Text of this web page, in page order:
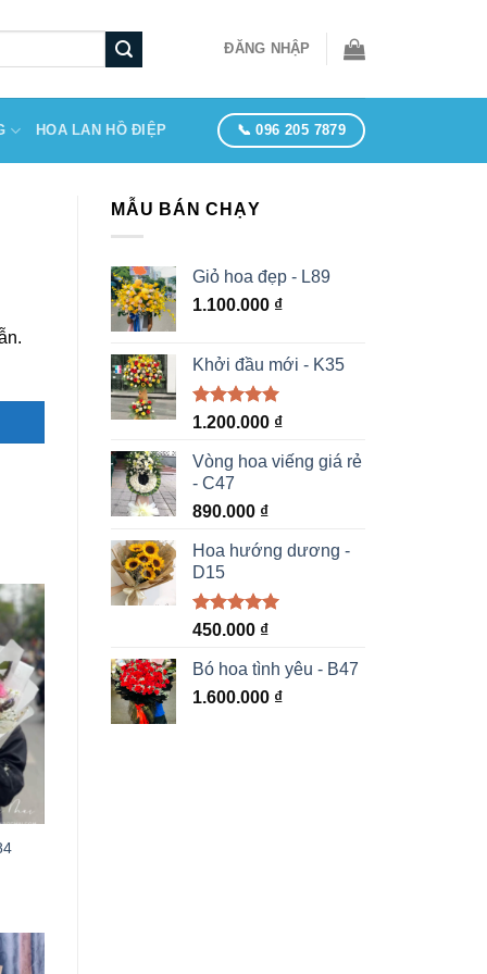
ĐĂNG NHẬP
HOA LAN HỒ ĐIỆP 📞 096 205 7879
MẪU BÁN CHẠY
Giỏ hoa đẹp - L89
1.100.000 ₫
Khởi đầu mới - K35
Được xếp
5 sao
1.200.000 ₫
Vòng hoa viếng giá rẻ
- C47
890.000 ₫
Hoa hướng dương -
D15
Được xếp
5 sao
450.000 ₫
Bó hoa tình yêu - B47
1.600.000 ₫